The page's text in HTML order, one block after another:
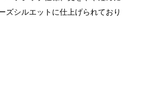
ズシルエットに仕上げられており